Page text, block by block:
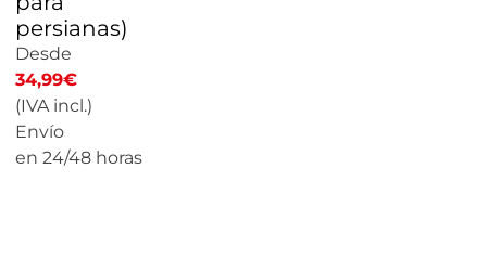
persianas)
Desde
34,99€
(IVA incl.)
Envío
en 24/48 horas